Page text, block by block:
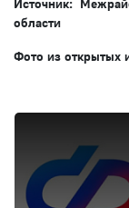
Источник:
области
Фото из открытых